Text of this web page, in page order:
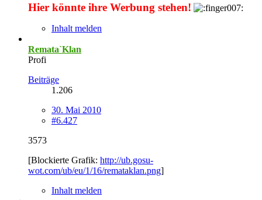
Hier könnte ihre Werbung stehen!
Inhalt melden
Remata`Klan
Profi
Beiträge
1.206
30. Mai 2010
#6.427
3573
[Blockierte Grafik: http://ub.gosu-
wot.com/ub/eu/1/16/remataklan.png]
Inhalt melden